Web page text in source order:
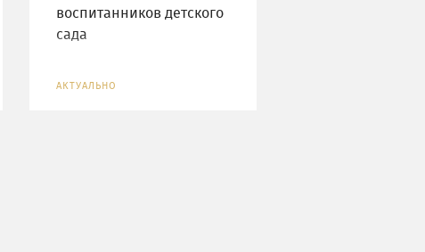
воспитанников детского
сада
АКТУАЛЬНО